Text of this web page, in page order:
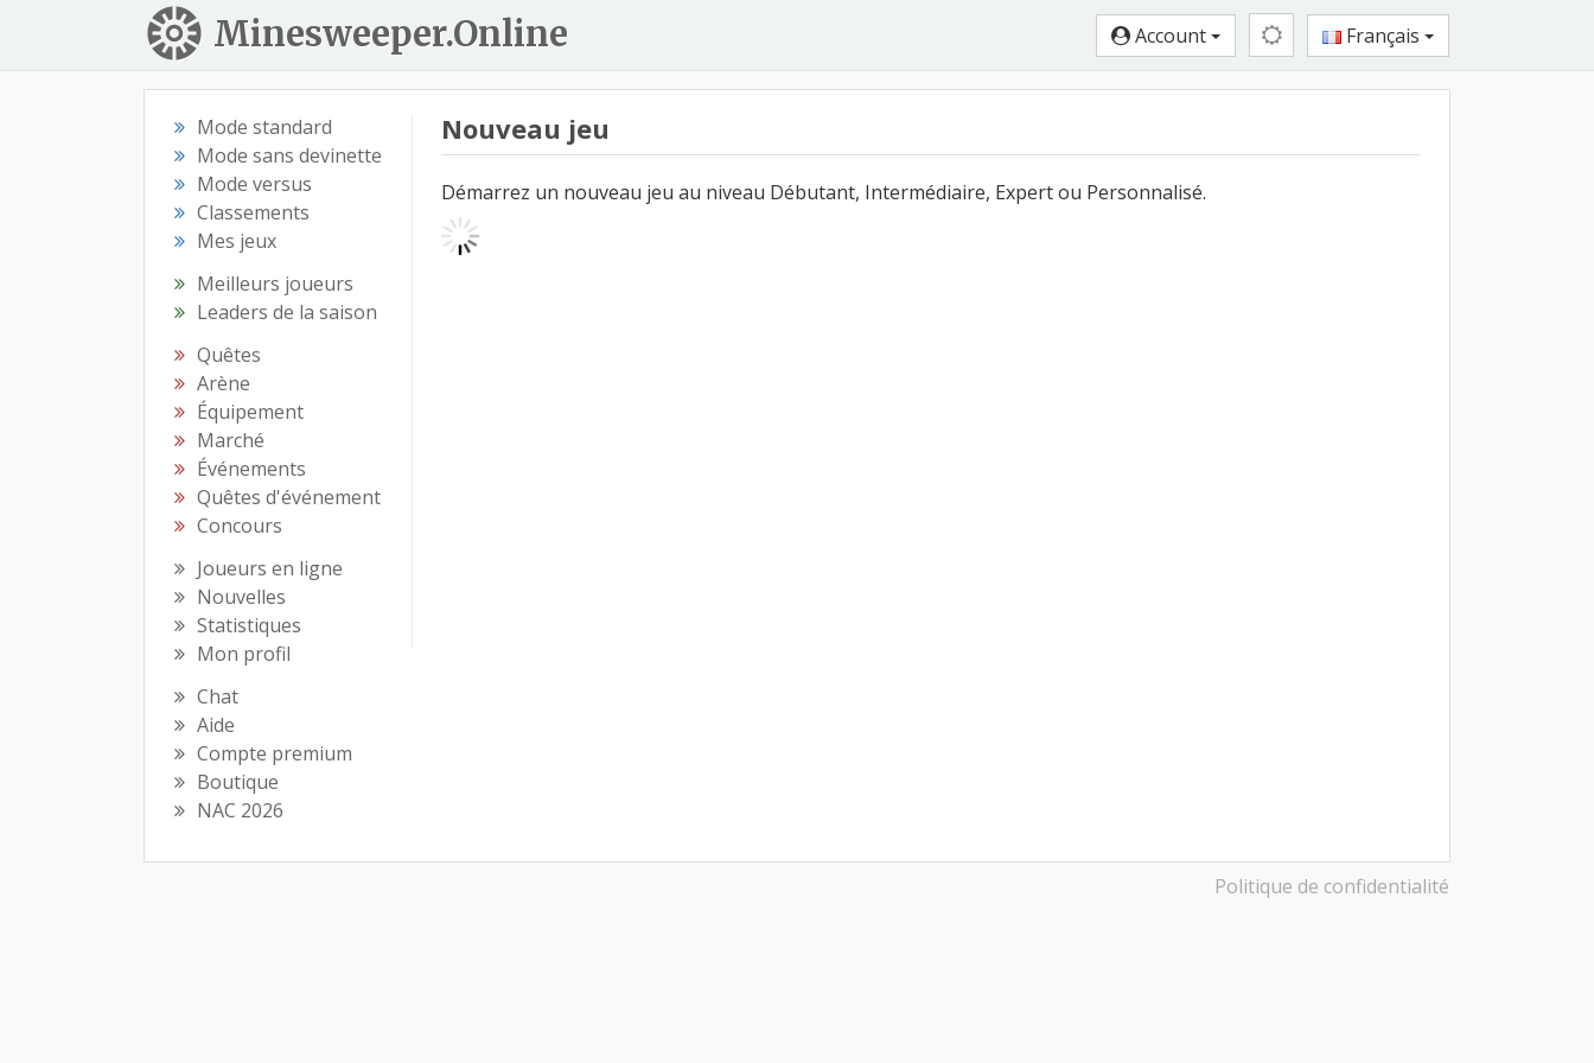
Minesweeper.Online Account Français
Mode standard
Mode sans devinette
Mode versus
Classements
Mes jeux
Meilleurs joueurs
Leaders de la saison
Quêtes
Arène
Équipement
Marché
Événements
Quêtes d'événement
Concours
Joueurs en ligne
Nouvelles
Statistiques
Mon profil
Chat
Aide
Compte premium
Boutique
NAC 2026
Nouveau jeu
Démarrez un nouveau jeu au niveau Débutant, Intermédiaire, Expert ou Personnalisé.
Politique de confidentialité